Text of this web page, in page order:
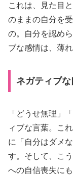
これは、見た目
のままの自分を
の。自分を認め
ブな感情は、薄
ネガティブ
「どうせ無理」
ィブな言葉。こ
に「自分はダメ
す。そして、こ
への自信喪失に